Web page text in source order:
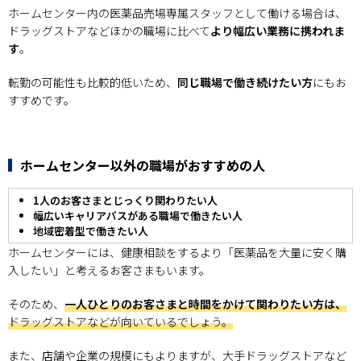
ホームセンター内の医薬品売場専属スタッフとして働ける場合は、
ドラッグストアなどほかの職場に比べてより幅広い業務に携われま
す。
転勤の可能性も比較的低いため、 同じ職場で働き続けたい方にもお
すすめです。
ホームセンター以外の職場がおすすめの人
1人のお客さまとじっくり関わりたい人
幅広いキャリアパスがある職場で働きたい人
地域密着型で働きたい人
ホームセンターには、健康相談をするより「医薬品を大量に安く購
入したい」と考えるお客さまもいます。
そのため、 一人ひとりのお客さまと時間をかけて関わりたい方は、
ドラッグストアなどが向いているでしょう。
また、店舗や企業の規模にもよりますが、大手ドラッグストアなど